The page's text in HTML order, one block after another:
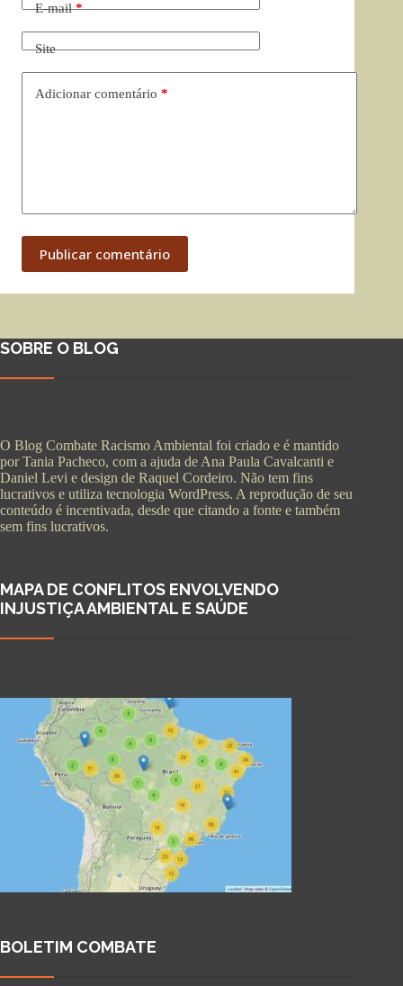
E-mail*
Site
Adicionar comentário *
Publicar comentário
SOBRE O BLOG
O Blog Combate Racismo Ambiental foi criado e é mantido
por Tania Pacheco, com a ajuda de Ana Paula Cavalcanti e
Daniel Levi e design de Raquel Cordeiro. Não tem fins
lucrativos e utiliza tecnologia WordPress. A reprodução de seu
conteúdo é incentivada, desde que citando a fonte e também
sem fins lucrativos.
MAPA DE CONFLITOS ENVOLVENDO
INJUSTIÇA AMBIENTAL E SAÚDE
BOLETIM COMBATE